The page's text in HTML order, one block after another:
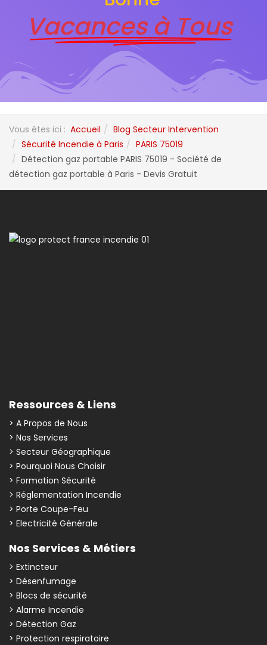
Vacances à Tous
Vous êtes ici : Accueil
Blog Secteur Intervention
Sécurité Incendie à Paris
PARIS 75019
Détection gaz portable PARIS 75019 - Société de
détection gaz portable à Paris - Devis Gratuit
Ressources & Liens
> A Propos de Nous
> Nos Services
> Secteur Géographique
> Pourquoi Nous Choisir
> Formation Sécurité
> Réglementation Incendie
> Porte Coupe-Feu
> Electricité Générale
Nos Services & Métiers
> Extincteur
> Désenfumage
> Blocs de sécurité
> Alarme Incendie
> Détection Gaz
> Protection respiratoire